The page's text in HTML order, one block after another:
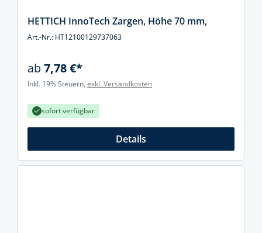
HETTICH InnoTech Zargen, Höhe 70 mm,
Art.-Nr.: HT12100129737063
ab7,78 €*
Inkl. 19% Steuern, exkl. Versandkosten
sofort verfügbar
Details